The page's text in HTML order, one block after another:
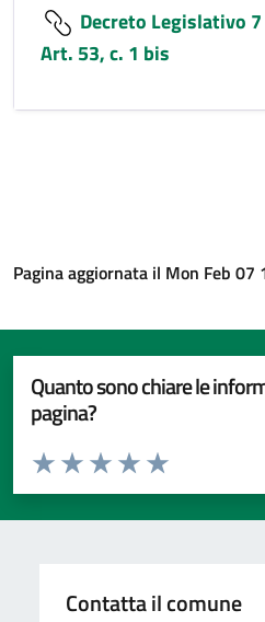
Decreto Legislativo
Art. 53, c. 1 bis
Pagina aggiornata il Mon Feb 07
Quanto sono chiare le
pagina?
Valuta da 1 a 5 stelle la pagina
Valuta 5 stelle
Valuta 4 stelle su 5
Valuta 3 stelle su 5
Valuta 2 stelle su 5
Valuta 1 stelle su 5
Contatta il comune